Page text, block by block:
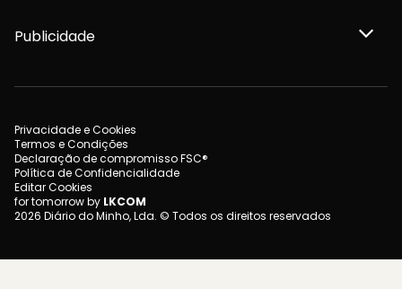
Publicidade
Privacidade e Cookies
Termos e Condições
Declaração de compromisso FSC®
Política de Confidencialidade
Editar Cookies
for tomorrow by LKCOM
2026 Diário do Minho, Lda. © Todos os direitos reservados